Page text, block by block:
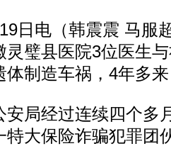
电（韩震震 马服
灵璧县医院3位医生
体制造车祸，4年多
局经过连续四个多
特大保险诈骗犯罪团